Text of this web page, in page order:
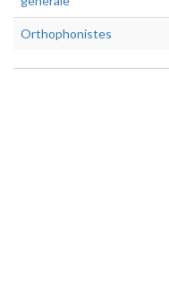
Orthophonistes